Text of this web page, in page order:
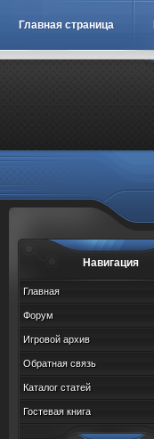
Главная страница
Навигация
Главная
Форум
Игровой архив
Обратная связь
Каталог статей
Гостевая книга